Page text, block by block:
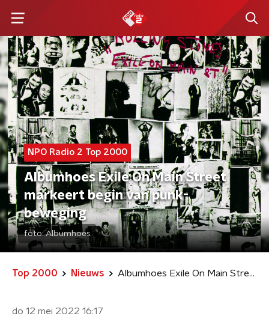
NPO Radio 2 Top 2000
Albumhoes Exile On Main Street
markeert begin van punk-
beweging
foto:Albumhoes
Top 2000 Nieuws Albumhoes Exile On Main Street markeert begin van punk-beweging
do 12 mei 2022 16:17